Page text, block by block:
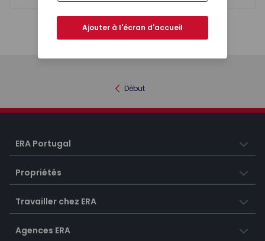
Début
ERA Portugal
Propriétés
Travailler chez ERA
Agences ERA
Ajouter à l'écran d'accueil